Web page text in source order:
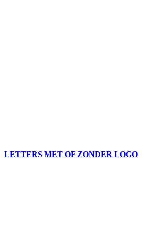
LETTERS MET OF ZONDER LOGO